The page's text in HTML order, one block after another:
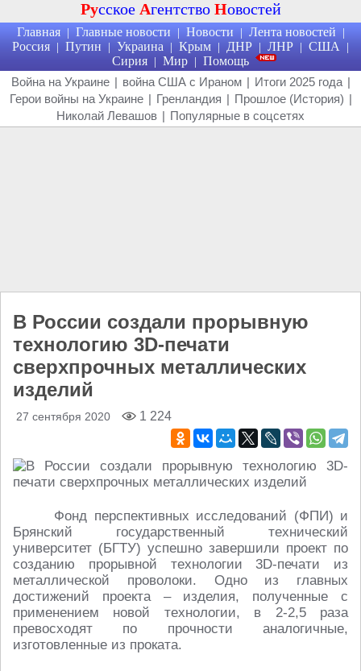
Русское Агентство Новостей
Главная | Главные новости | Новости | Лента новостей |
Россия | Путин | Украина | Крым | ДНР | ЛНР | США |
Сирия | Мир | Помощь
Война на Украине | война США с Ираном | Итоги 2025 года |
Герои войны на Украине | Гренландия | Прошлое (История) |
Николай Левашов | Популярные в соцсетях
В России создали прорывную
технологию 3D-печати
сверхпрочных металлических
изделий
27 сентября 2020 1 224
Фонд перспективных исследований (ФПИ) и
Брянский государственный технический
университет (БГТУ) успешно завершили проект по
созданию прорывной технологии 3D-печати из
металлической проволоки. Одно из главных
достижений проекта – изделия, полученные с
применением новой технологии, в 2-2,5 раза
превосходят по прочности аналогичные,
изготовленные из проката.